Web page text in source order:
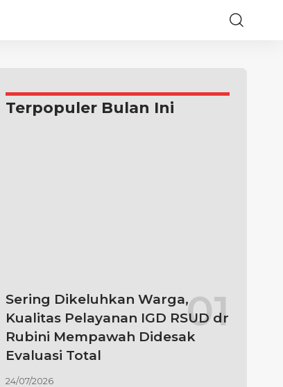
Terpopuler Bulan Ini
Sering Dikeluhkan Warga,
Kualitas Pelayanan IGD RSUD dr
Rubini Mempawah Didesak
Evaluasi Total
24/07/2026